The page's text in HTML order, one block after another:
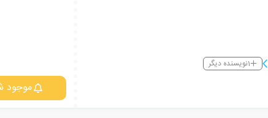
1نویسنده دیگر
موجود